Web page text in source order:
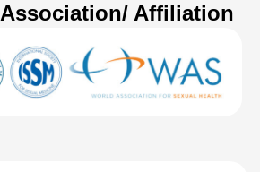
Affiliation